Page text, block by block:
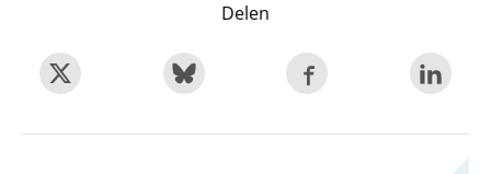
Delen